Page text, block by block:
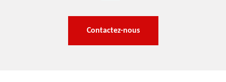
Contactez-nous